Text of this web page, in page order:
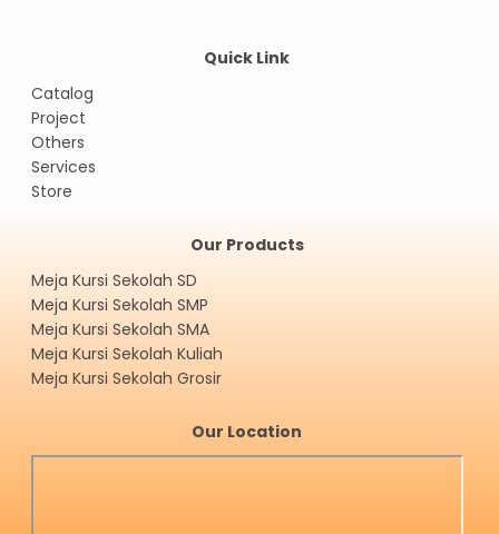
Quick Link
Catalog
Project
Others
Services
Store
Our Products
Meja Kursi Sekolah SD
Meja Kursi Sekolah SMP
Meja Kursi Sekolah SMA
Meja Kursi Sekolah Kuliah
Meja Kursi Sekolah Grosir
Our Location